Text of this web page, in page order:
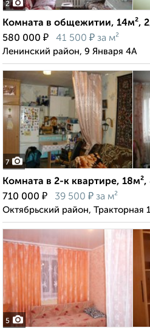
2
Комната в общежитии, 14м²,
580 000 ₽ 41 500 ₽ за м²
Ленинский район, 9 Января 4А
7
Комната в 2-к квартире,
710 000 ₽ 39 500 ₽ за м²
Октябрьский район, Тракторная
5